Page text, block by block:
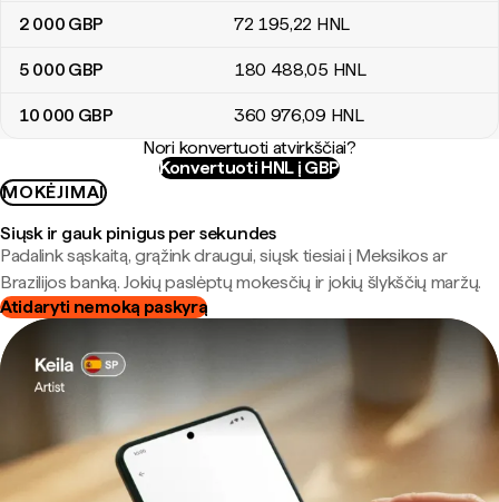
2 000 GBP 72 195,22 HNL
5 000 GBP 180 488,05 HNL
10 000 GBP 360 976,09 HNL
Nori konvertuoti atvirkščiai?
Konvertuoti HNL į GBP
MOKĖJIMAI
Siųsk ir gauk pinigus per sekundes
Padalink sąskaitą, grąžink draugui, siųsk tiesiai į Meksikos ar
Brazilijos banką. Jokių paslėptų mokesčių ir jokių šlykščių maržų.
Atidaryti nemoką paskyrą